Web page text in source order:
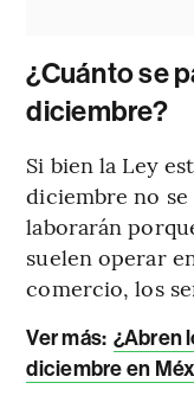
¿Cuánto se
diciembre?
Si bien la Ley
diciembre no se
laborarán
suelen operar
comercio, los
Ver más: ¿Abren
diciembre en